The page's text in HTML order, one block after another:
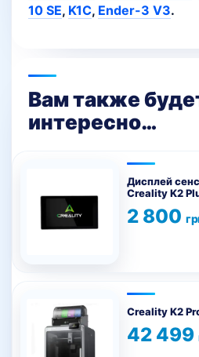
10 SE, K1C, Ender-3 V3.
Вам также
интересно…
Дисплей
Creality K2
2 800
Creality K2
42 499